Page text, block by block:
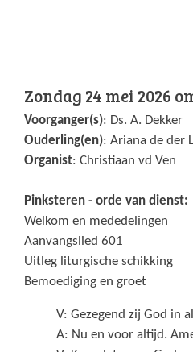
Zondag 24 mei 2026
Voorganger(s): Ds. A. Dekker
Ouderling(en): Ariana de der
Organist: Christiaan vd Ven
Pinksteren - orde van dienst:
Welkom en mededelingen
Aanvangslied 601
Uitleg liturgische schikking
Bemoediging en groet
V: Gezegend zij God in
A: Nu en voor altijd.